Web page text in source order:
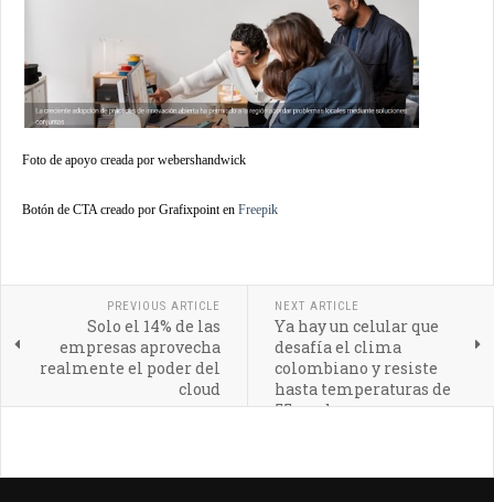
Foto de apoyo creada por webershandwick
Botón de CTA creado por Grafixpoint en Freepik
PREVIOUS ARTICLE
Solo el 14% de las
empresas aprovecha
realmente el poder del
cloud
NEXT ARTICLE
Ya hay un celular que
desafía el clima
colombiano y resiste
hasta temperaturas de
55 grados